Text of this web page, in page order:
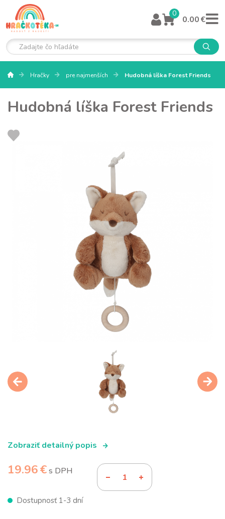
0
0.00 €
Hračky pre najmenších Hudobná líška Forest Friends
Hudobná líška Forest Friends
Zobraziť detailný popis
19.96 €s DPH
Dostupnosť 1-3 dní